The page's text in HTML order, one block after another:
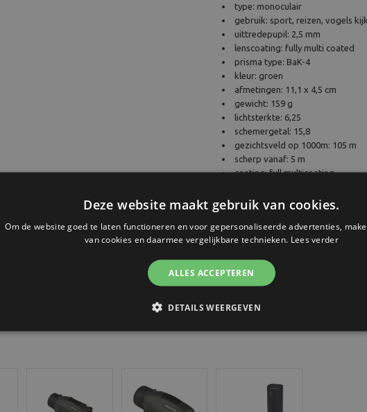
type: monoculair
gebruik: sport, reizen, vogels
uittredepupil: 2,5 mm
lenscoating: fully multi coated
prisma type: BaK-4
kleur: groen
afmetingen: 11,1 x 4,5 cm
gewicht: 159 g
lichtsterkte: 6,25
schemergetal: 15,8
gezichtsveld op 1000m: 105 m
scherp vanaf: 5 m
coating: full multicoating
gasgevuld/waterdicht: Ja
scherpstelling: Individuele
twistup oculairen: ja
Deze website maakt gebruik van cookies.
Om de website goed te laten functioneren en voor gepersonaliseerde advertenties,
van cookies en daarmee vergelijkbare technieken. Lees verder
ALLES ACCEPTEREN
DETAILS WEERGEVEN